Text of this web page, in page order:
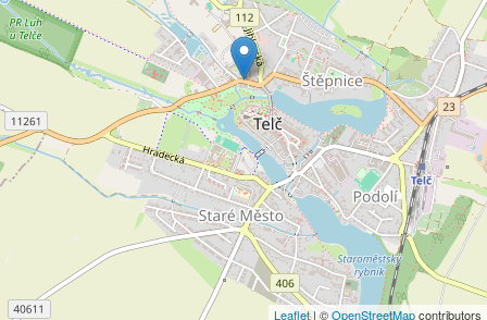
Leaflet| ©OpenStreetMapcontributors